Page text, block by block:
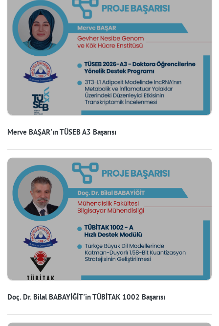
Merve BAŞAR'ın TÜSEB A3 Başarısı
Doç. Dr. Bilal BABAYİĞİT'in TÜBİTAK 1002 Başarısı